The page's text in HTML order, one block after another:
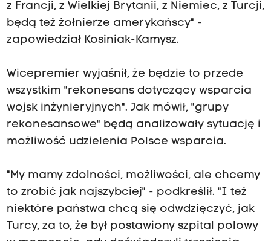
z Francji, z Wielkiej Brytanii, z Niemiec, z Turcji,
będą też żołnierze amerykańscy" -
zapowiedział Kosiniak-Kamysz.
Wicepremier wyjaśnił, że będzie to przede
wszystkim "rekonesans dotyczący wsparcia
wojsk inżynieryjnych". Jak mówił, "grupy
rekonesansowe" będą analizowały sytuację i
możliwość udzielenia Polsce wsparcia.
"My mamy zdolności, możliwości, ale chcemy
to zrobić jak najszybciej" - podkreślił. "I też
niektóre państwa chcą się odwdzięczyć, jak
Turcy, za to, że był postawiony szpital polowy